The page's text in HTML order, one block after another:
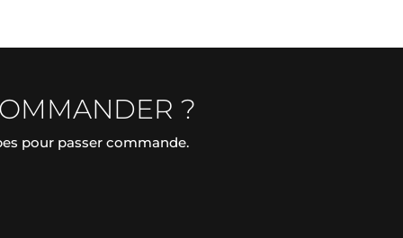
?
pour passer commande.